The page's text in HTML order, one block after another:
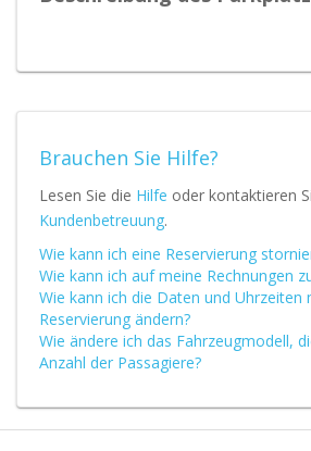
Brauchen Sie Hilfe?
Lesen Sie die Hilfe oder kontaktieren
Kundenbetreuung.
Wie kann ich eine Reservierung
Wie kann ich auf meine Rechnungen
Wie kann ich die Daten und Uhrzeiten
Reservierung ändern?
Wie ändere ich das Fahrzeugmodell,
Anzahl der Passagiere?